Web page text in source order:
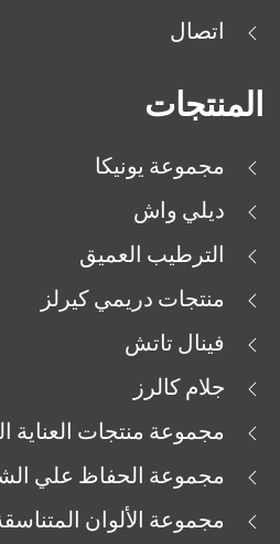
اتصال
المنتجات
مجموعة يونيكا
ديلي واش
الترطيب العميق
منتجات دريمي كيرلز
فينال تاتش
جلام كالرز
مجموعة منتجات العناية
مجموعة الحفاظ علي
مجموعة الألوان